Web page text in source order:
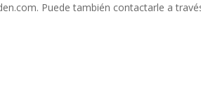
Puede también contactarle a